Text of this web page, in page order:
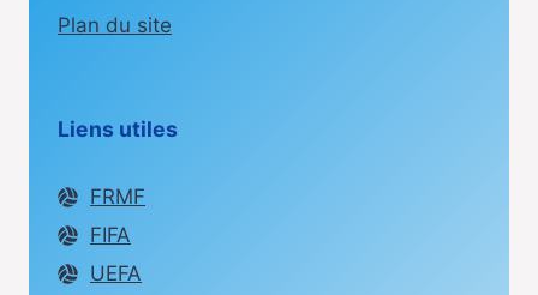
Plan du site
Liens utiles
FRMF
FIFA
UEFA